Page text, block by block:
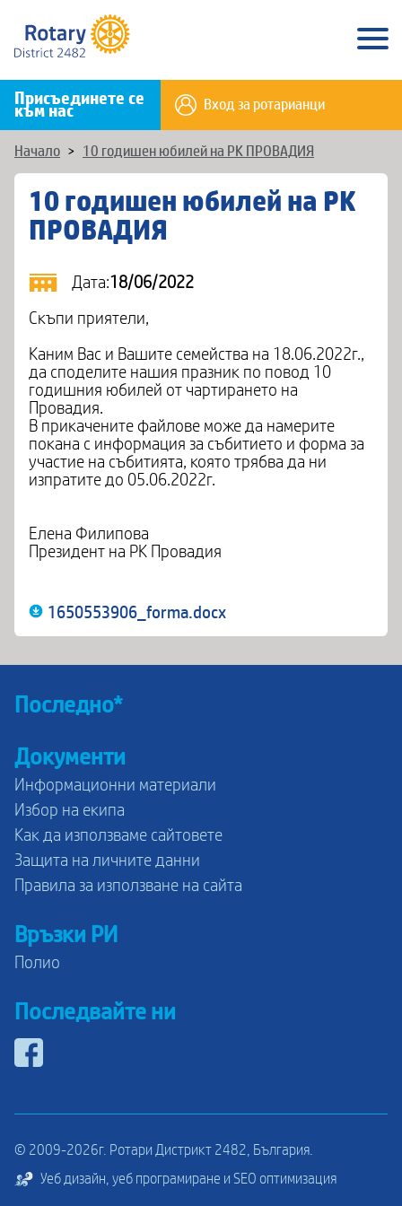
Присъединете се
към нас Вход за ротарианци
Начало > 10 годишен юбилей на РК ПРОВАДИЯ
10 годишен юбилей на РК
ПРОВАДИЯ
Дата:18/06/2022
Скъпи приятели,
Каним Вас и Вашите семейства на 18.06.2022г.,
да споделите нашия празник по повод 10
годишния юбилей от чартирането на
Провадия.
В прикачените файлове може да намерите
покана с информация за събитието и форма за
участие на събитията, която трябва да ни
изпратите до 05.06.2022г.
Елена Филипова
Президент на РК Провадия
1650553906_forma.docx
Последно*
Документи
Информационни материали
Избор на екипа
Как да използваме сайтовете
Защита на личните данни
Правила за използване на сайта
Връзки РИ
Полио
Последвайте ни
© 2009-2026г. Ротари Дистрикт 2482, България.
Уеб дизайн, уеб програмиране и SEO оптимизация